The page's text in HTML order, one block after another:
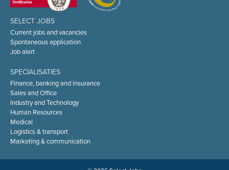
SELECT JOBS
Current jobs and vacancies
Spontaneous application
Job alert
SPECIALISATIES
Finance, banking and insurance
Sales and Office
Industry and Technology
Human Resources
Medical
Logistics & transport
Marketing & communication